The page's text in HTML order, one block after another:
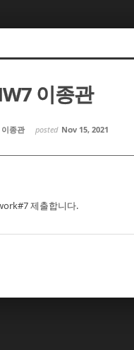
이종관
이종관 posted Nov 15, 2021
제출합니다.